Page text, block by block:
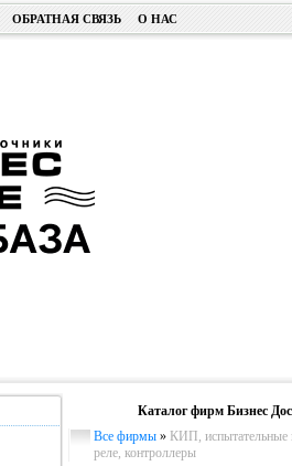
ОБРАТНАЯ СВЯЗЬ О НАС
Каталог фирм Бизнес
Все фирмы » КИП, испытательные
реле, контроллеры